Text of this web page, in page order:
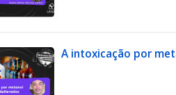
A intoxicação por